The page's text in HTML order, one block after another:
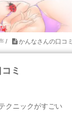
/ かんなさんの口コミ
ミ
クニックがすごい